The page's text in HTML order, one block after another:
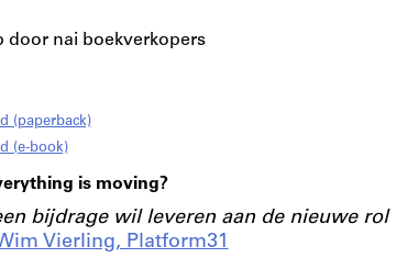
door nai boekverkopers
(paperback)
(e-book)
is moving?
bijdrage wil leveren aan de nieuwe rol
Vierling, Platform31